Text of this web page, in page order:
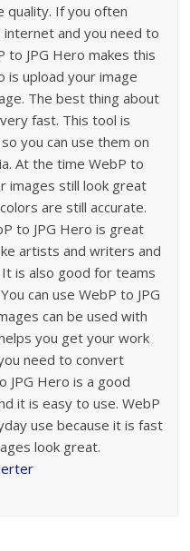
quality. If you often
and you need to
JPG Hero makes this
is upload your image
The best thing about
fast. This tool is
you can use them on
At the time WebP to
images still look great
are still accurate.
to JPG Hero is great
artists and writers and
is also good for teams
can use WebP to JPG
can be used with
you get your work
need to convert
JPG Hero is a good
it is easy to use. WebP
use because it is fast
look great.